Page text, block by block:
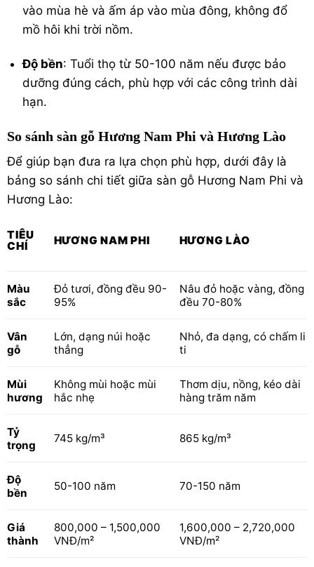
vào mùa hè và ấm áp vào mùa đông, không đổ
mồ hôi khi trời nồm.
Độ bền: Tuổi thọ từ 50-100 năm nếu được bảo
dưỡng đúng cách, phù hợp với các công trình dài
hạn.
So sánh sàn gỗ Hương Nam Phi và Hương Lào
Để giúp bạn đưa ra lựa chọn phù hợp, dưới đây là
bảng so sánh chi tiết giữa sàn gỗ Hương Nam Phi và
Hương Lào:
TIÊU
CHÍ
HƯƠNG NAM PHI HƯƠNG LÀO
Màu
sắc
Đỏ tươi, đồng đều 90-
95%
Nâu đỏ hoặc vàng, đồng
đều 70-80%
Vân
gỗ
Lớn, dạng núi hoặc
thẳng
Nhỏ, đa dạng, có chấm li
ti
Mùi
hương
Không mùi hoặc mùi
hắc nhẹ
Thơm dịu, nồng, kéo dài
hàng trăm năm
Tỷ
trọng
745 kg/m³ 865 kg/m³
Độ
bền
50-100 năm 70-150 năm
Giá
thành
800,000 – 1,500,000
VNĐ/m²
1,600,000 – 2,720,000
VNĐ/m²